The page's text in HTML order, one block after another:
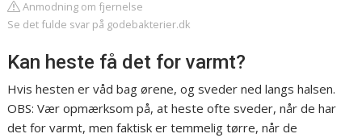
Anmodning om fjernelse
Se det fulde svar på godebakterier.dk
Kan heste få det for varmt?
Hvis hesten er våd bag ørene, og sveder ned langs halsen.
OBS: Vær opmærksom på, at heste ofte sveder, når de har
det for varmt, men faktisk er temmelig tørre, når de